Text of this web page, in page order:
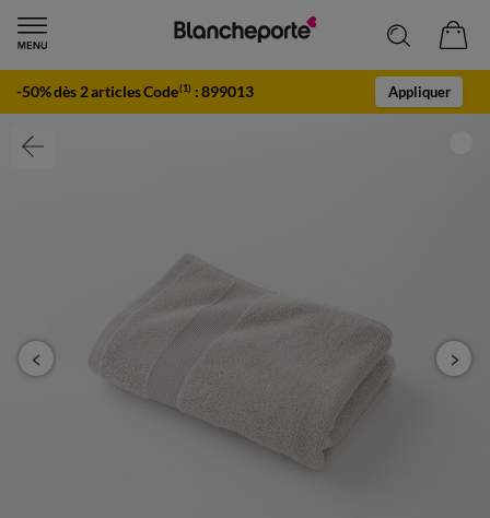
-50% dès 2 articles Code(1) :899013 Appliquer